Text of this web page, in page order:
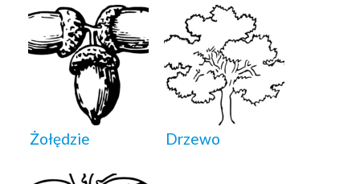
Żołędzie Drzewo